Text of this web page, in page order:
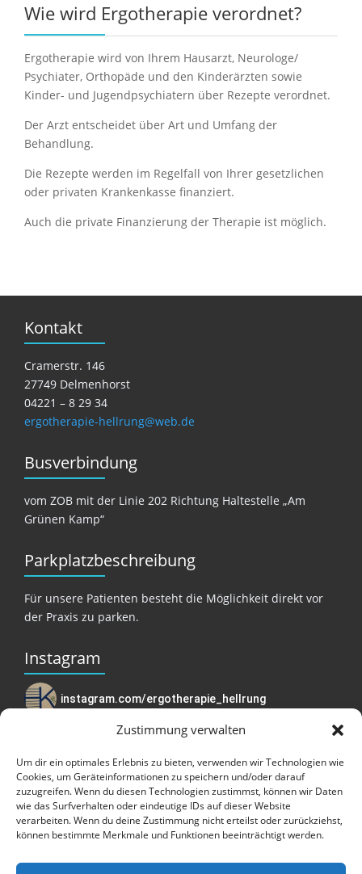
Zustimmung verwalten
Um dir ein optimales Erlebnis zu bieten, verwenden wir Technologien wie
Cookies, um Geräteinformationen zu speichern und/oder darauf
zuzugreifen. Wenn du diesen Technologien zustimmst, können wir Daten
wie das Surfverhalten oder eindeutige IDs auf dieser Website
verarbeiten. Wenn du deine Zustimmung nicht erteilst oder zurückziehst,
können bestimmte Merkmale und Funktionen beeinträchtigt werden.
Wie wird Ergotherapie verordnet?
Ergotherapie wird von Ihrem Hausarzt, Neurologe/
Psychiater, Orthopäde und den Kinderärzten sowie
Kinder- und Jugendpsychiatern über Rezepte verordnet.
Der Arzt entscheidet über Art und Umfang der
Behandlung.
Die Rezepte werden im Regelfall von Ihrer gesetzlichen
oder privaten Krankenkasse finanziert.
Auch die private Finanzierung der Therapie ist möglich.
Kontakt
Cramerstr. 146
27749 Delmenhorst
04221 – 8 29 34
ergotherapie-hellrung@web.de
Busverbindung
vom ZOB mit der Linie 202 Richtung Haltestelle „Am
Grünen Kamp“
Parkplatzbeschreibung
Für unsere Patienten besteht die Möglichkeit direkt vor
der Praxis zu parken.
Instagram
instagram.com/ergotherapie_hellrung